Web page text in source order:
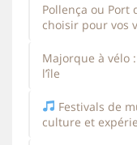
Pollença ou Port
choisir pour vos
Majorque à vélo
l’île
Festivals de
culture et